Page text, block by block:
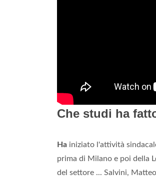
Che studi ha
Ha iniziato l'attività
prima di Milano e poi della
del settore ... Salvini,